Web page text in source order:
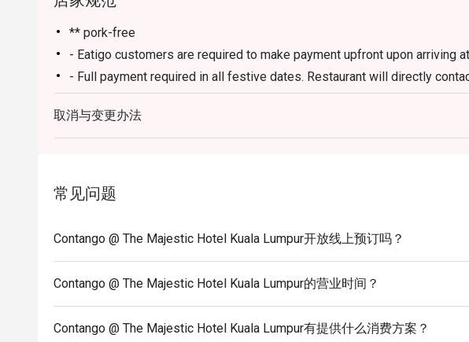
** pork-free
- Eatigo customers are required to make payment upfront upon arriving
- Full payment required in all festive dates. Restaurant will directly
- Menu and Prices are subject to change during special food
operational reasons without prior notice
- Kids below 12 years old need not be included in the pax for eatigo
6 year old to12 year old : Half rate from Adult
13 year old and above: Adult rate
取消与变更办法
常见问题
Contango @ The Majestic Hotel Kuala Lumpur开放线上预订吗？
Contango @ The Majestic Hotel Kuala Lumpur的营业时间？
Contango @ The Majestic Hotel Kuala Lumpur有提供什么消费方案？